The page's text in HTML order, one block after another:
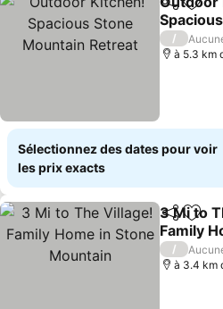
Partager
Retreat
/
à 5.3 km
Sélectionnez des dates pour voir
les prix exacts
Partager
3 Mi to
Family
/
à 3.4 km